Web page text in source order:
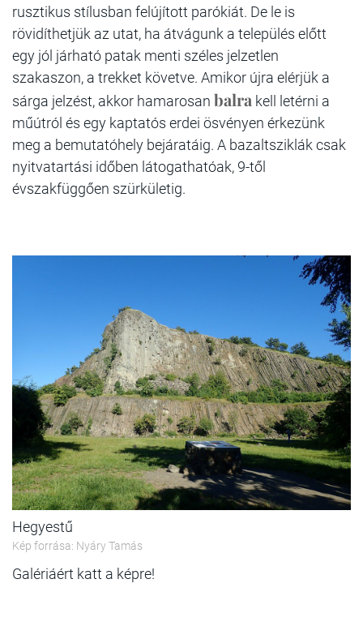
rusztikus stílusban felújított parókiát. De le is
rövidíthetjük az utat, ha átvágunk a település előtt
egy jól járható patak menti széles jelzetlen
szakaszon, a trekket követve. Amikor újra elérjük a
sárga jelzést, akkor hamarosan balra kell letérni a
műútról és egy kaptatós erdei ösvényen érkezünk
meg a bemutatóhely bejáratáig. A bazaltsziklák csak
nyitvatartási időben látogathatóak, 9-től
évszakfüggően szürkületig.
Hegyestű
Kép forrása: Nyáry Tamás
Galériáért katt a képre!